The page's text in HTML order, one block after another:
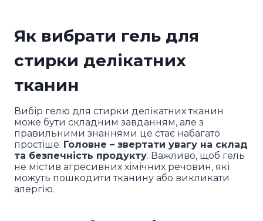
Як вибрати гель для
стирки делікатних
тканин
Вибір гелю для стирки делікатних тканин
може бути складним завданням, але з
правильними знаннями це стає набагато
простіше. Головне – звертати увагу на склад
та безпечність продукту. Важливо, щоб гель
не містив агресивних хімічних речовин, які
можуть пошкодити тканину або викликати
алергію.